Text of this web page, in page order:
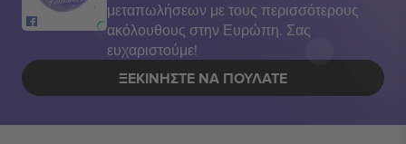
μεταπωλήσεων με τους περισσότερους
ακόλουθους στην Ευρώπη. Σας
ευχαριστούμε!
ΞΕΚΙΝΉΣΤΕ ΝΑ ΠΟΥΛΆΤΕ